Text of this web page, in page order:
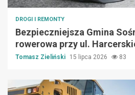
DROGI I REMONTY
Bezpieczniejsza Gmina
rowerowa przy ul.
Tomasz Zieliński 15 lipca 2026 83